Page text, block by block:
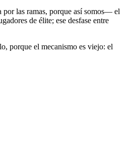
por las ramas, porque así somos— el
de élite; ese desfase entre
porque el mecanismo es viejo: el